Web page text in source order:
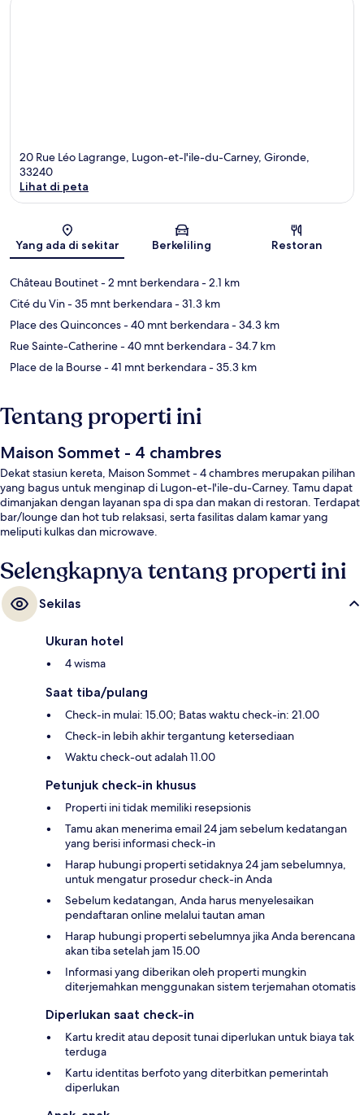
20 Rue Léo Lagrange, Lugon-et-l'ile-du-Carney, Gironde,
33240
Lihat di peta
Yang ada di sekitar Berkeliling Restoran
Château Boutinet- 2 mnt berkendara- 2.1 km
Cité du Vin- 35 mnt berkendara- 31.3 km
Place des Quinconces- 40 mnt berkendara- 34.3 km
Rue Sainte-Catherine- 40 mnt berkendara- 34.7 km
Place de la Bourse- 41 mnt berkendara- 35.3 km
Tentang properti ini
Maison Sommet - 4 chambres
Dekat stasiun kereta, Maison Sommet - 4 chambres merupakan pilihan
yang bagus untuk menginap di Lugon-et-l'ile-du-Carney. Tamu dapat
dimanjakan dengan layanan spa di spa dan makan di restoran. Terdapat
bar/lounge dan hot tub relaksasi, serta fasilitas dalam kamar yang
meliputi kulkas dan microwave.
Selengkapnya tentang properti ini
Sekilas
Ukuran hotel
4 wisma
Saat tiba/pulang
Check-in mulai: 15.00; Batas waktu check-in: 21.00
Check-in lebih akhir tergantung ketersediaan
Waktu check-out adalah 11.00
Petunjuk check-in khusus
Properti ini tidak memiliki resepsionis
Tamu akan menerima email 24 jam sebelum kedatangan
yang berisi informasi check-in
Harap hubungi properti setidaknya 24 jam sebelumnya,
untuk mengatur prosedur check-in Anda
Sebelum kedatangan, Anda harus menyelesaikan
pendaftaran online melalui tautan aman
Harap hubungi properti sebelumnya jika Anda berencana
akan tiba setelah jam 15.00
Informasi yang diberikan oleh properti mungkin
diterjemahkan menggunakan sistem terjemahan otomatis
Diperlukan saat check-in
Kartu kredit atau deposit tunai diperlukan untuk biaya tak
terduga
Kartu identitas berfoto yang diterbitkan pemerintah
diperlukan